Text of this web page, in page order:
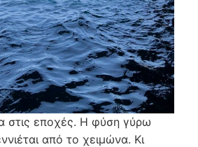
στις εποχές. Η φύση γύρω
από το χειμώνα. Κι